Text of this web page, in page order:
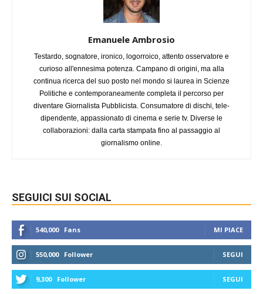
Emanuele Ambrosio
Testardo, sognatore, ironico, logorroico, attento osservatore e
curioso all'ennesima potenza. Campano di origini, ma alla
continua ricerca del suo posto nel mondo si laurea in Scienze
Politiche e contemporaneamente completa il percorso per
diventare Giornalista Pubblicista. Consumatore di dischi, tele-
dipendente, appassionato di cinema e serie tv. Diverse le
collaborazioni: dalla carta stampata fino al passaggio al
giornalismo online.
SEGUICI SUI SOCIAL
540,000 Fans MI PIACE
550,000 Follower SEGUI
9,300 Follower SEGUI